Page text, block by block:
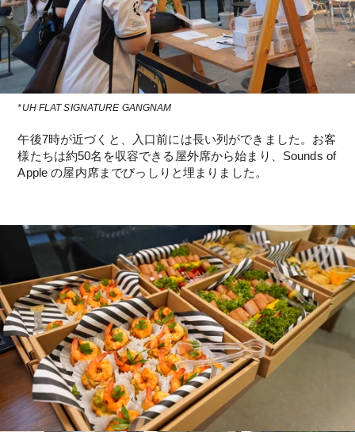
*UH FLAT SIGNATURE GANGNAM
午後7時が近づくと、入口前には長い列ができました。お客
様たちは約50名を収容できる屋外席から始まり、Sounds of
Apple の屋内席までびっしりと埋まりました。